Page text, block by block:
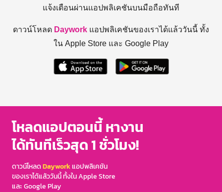
แจ้งเตือนผ่านแอปพลิเคชันบนมือถือทันที
ดาวน์โหลด Daywork แอปพลิเคชันของเราได้แล้ววันนี้ ทั้ง
ใน Apple Store และ Google Play
โหลดแอปตอนนี้ หางาน
ได้ทันทีเร็วสุด 1 ชั่วโมง!
ดาวน์โหลดDayworkแอปพลิเคชัน
ของเราได้แล้ววันนี้ ทั้งใน Apple Store
และ Google Play